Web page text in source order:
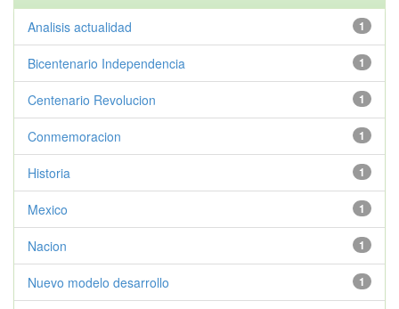
1
Analisis actualidad
1
Bicentenario Independencia
1
Centenario Revolucion
1
Conmemoracion
1
Historia
1
Mexico
1
Nacion
1
Nuevo modelo desarrollo